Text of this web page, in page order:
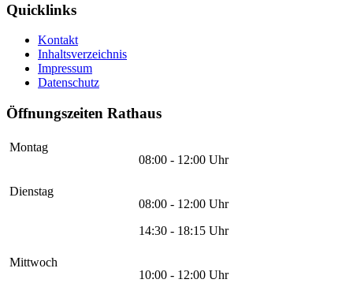
Quicklinks
Kontakt
Inhaltsverzeichnis
Impressum
Datenschutz
Öffnungszeiten Rathaus
Montag
08:00 - 12:00 Uhr
Dienstag
08:00 - 12:00 Uhr
14:30 - 18:15 Uhr
Mittwoch
10:00 - 12:00 Uhr